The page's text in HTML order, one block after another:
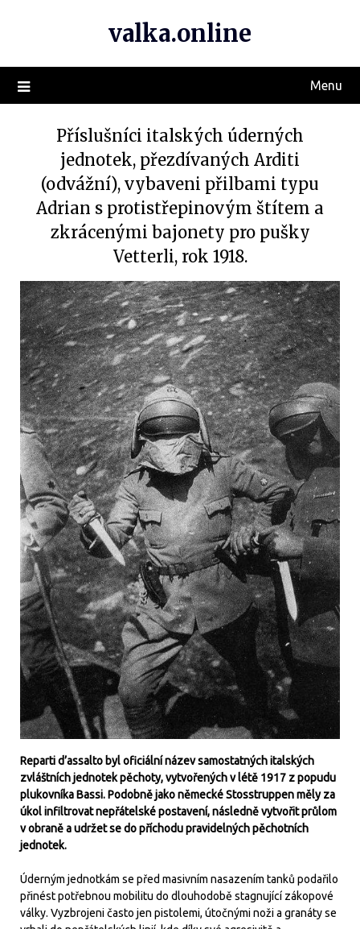
valka.online
Menu
Příslušníci italských úderných
jednotek, přezdívaných Arditi
(odvážní), vybaveni přilbami typu
Adrian s protistřepinovým štítem a
zkrácenými bajonety pro pušky
Vetterli, rok 1918.
Reparti d’assalto byl oficiální název samostatných italských
zvláštních jednotek pěchoty, vytvořených v létě 1917 z popudu
plukovníka Bassi. Podobně jako německé Stosstruppen měly za
úkol infiltrovat nepřátelské postavení, následně vytvořit průlom
v obraně a udržet se do příchodu pravidelných pěchotních
jednotek.
Úderným jednotkám se před masivním nasazením tanků podařilo
přinést potřebnou mobilitu do dlouhodobě stagnující zákopové
války. Vyzbrojeni často jen pistolemi, útočnými noži a granáty se